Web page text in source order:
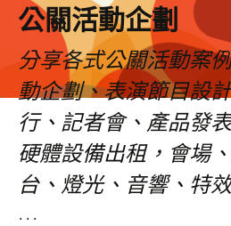
公關活動企劃
分享各式公關活動案
動企劃、表演節目設
行、記者會、產品發
硬體設備出租，會場
台、燈光、音響、特
…